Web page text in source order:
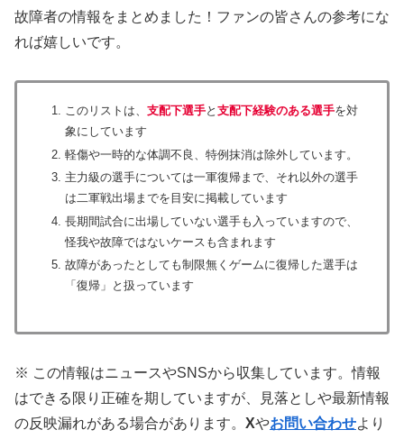
故障者の情報をまとめました！ファンの皆さんの参考にな
れば嬉しいです。
このリストは、 支配下選手と 支配下経験のある選手を対
象にしています
軽傷や一時的な体調不良、特例抹消は除外しています。
主力級の選手については一軍復帰まで、それ以外の選手
は二軍戦出場までを目安に掲載しています
長期間試合に出場していない選手も入っていますので、
怪我や故障ではないケースも含まれます
故障があったとしても制限無くゲームに復帰した選手は
「復帰」と扱っています
※ この情報はニュースやSNSから収集しています。情報
はできる限り正確を期していますが、見落としや最新情報
の反映漏れがある場合があります。 Xやお問い合わせより